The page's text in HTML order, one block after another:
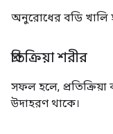
অনুরোধের বডি খালি
প্রতিক্রিয়া শরীর
সফল হলে, প্রতিক্রিয়া
উদাহরণ থাকে।